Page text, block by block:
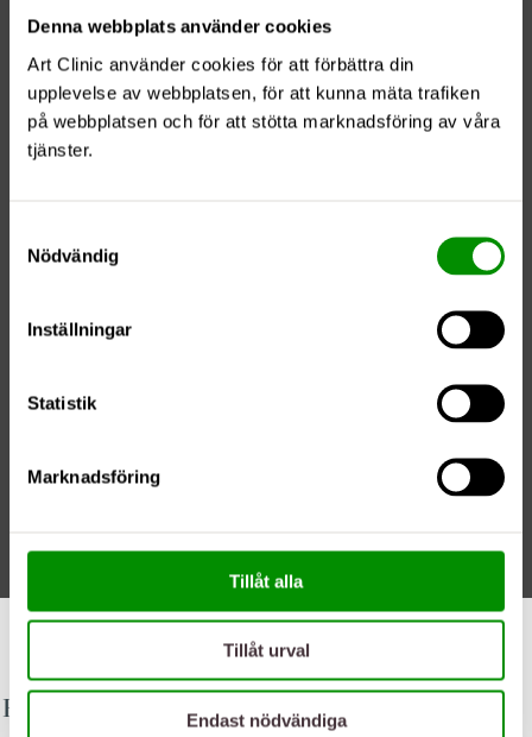
Denna webbplats använder cookies
Art Clinic använder cookies för att förbättra din
upplevelse av webbplatsen, för att kunna mäta trafiken
på webbplatsen och för att stötta marknadsföring av våra
tjänster.
Nödvändig
Inställningar
Statistik
Marknadsföring
Tillåt alla
Tillåt urval
Endast nödvändiga
02/06/20
Populära patientresor